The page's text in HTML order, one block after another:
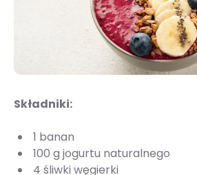
Składniki:
1 banan
100 g jogurtu naturalnego
4 śliwki węgierki